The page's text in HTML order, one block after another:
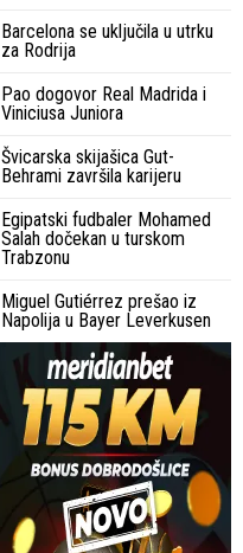
Barcelona se uključila u utrku
za Rodrija
Pao dogovor Real Madrida i
Viniciusa Juniora
Švicarska skijašica Gut-
Behrami završila karijeru
Egipatski fudbaler Mohamed
Salah dočekan u turskom
Trabzonu
Miguel Gutiérrez prešao iz
Napolija u Bayer Leverkusen